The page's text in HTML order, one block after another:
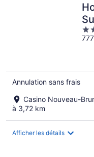
2.5
out
Annulation sans frais
Casino Nouveau-
à 3,72 km
Afficher les détails